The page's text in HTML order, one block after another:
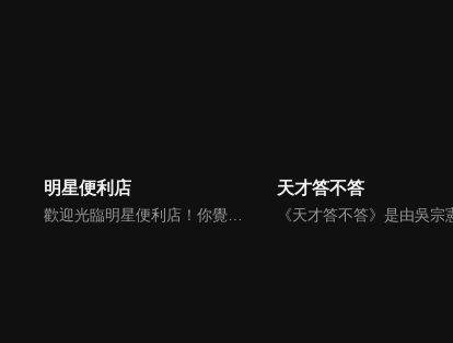
明星便利店
歡迎光臨明星便利店！你覺得便利店裡面有什麼？關東煮？茶葉蛋？還是讓你尖叫的大明星？一家擁有明星的便利店，到底有多稀奇，你會不會想要光臨呢？
天才答不答